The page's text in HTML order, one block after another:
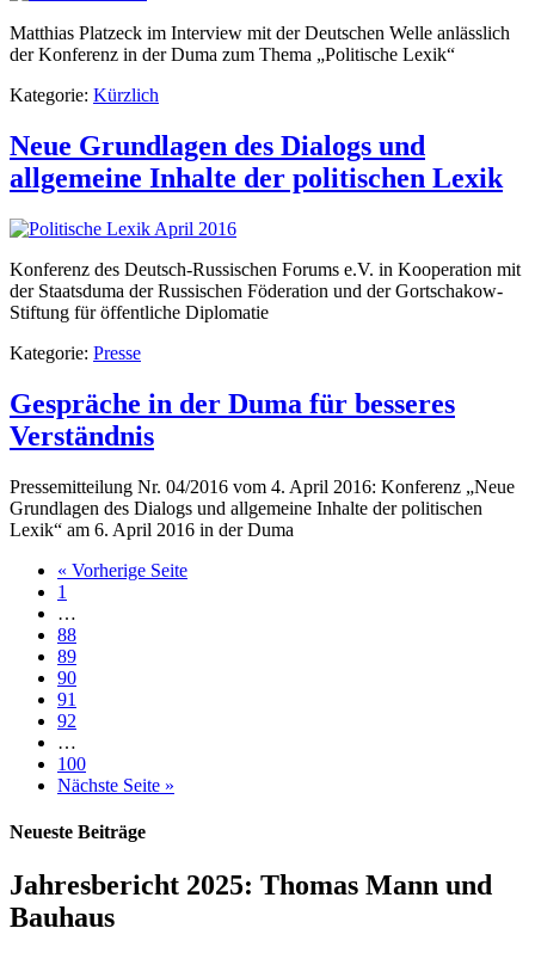
Matthias Platzeck im Interview mit der Deutschen Welle anlässlich
der Konferenz in der Duma zum Thema „Politische Lexik“
Kategorie: Kürzlich
Neue Grundlagen des Dialogs und
allgemeine Inhalte der politischen Lexik
Konferenz des Deutsch-Russischen Forums e.V. in Kooperation mit
der Staatsduma der Russischen Föderation und der Gortschakow-
Stiftung für öffentliche Diplomatie
Kategorie: Presse
Gespräche in der Duma für besseres
Verständnis
Pressemitteilung Nr. 04/2016 vom 4. April 2016: Konferenz „Neue
Grundlagen des Dialogs und allgemeine Inhalte der politischen
Lexik“ am 6. April 2016 in der Duma
« Vorherige Seite
1
…
88
89
90
91
92
…
100
Nächste Seite »
Neueste Beiträge
Jahresbericht 2025: Thomas Mann und
Bauhaus